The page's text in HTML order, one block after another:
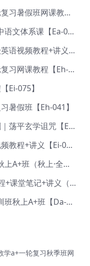
有道2026莫荒年高三物理一轮复习暑假班网课教程【Ef-044】
2025年高三语文一遍就OK高中语文体系课【Ea-028】
希望学2024闫舒月小学一年级英语视频教程+讲义【Cc-004】
2025高考刘勖雯高三政治三轮复习网课教程【Eh-061】
Ei-075】
暑假班【Eh-041】
2025年叁月聚粮语文百日冲刺｜荡平玄学诅咒【Ea-001】
2025羊羊高三地理高考复习视频教程+讲义【Ei-051】
希望学2025初三语文培训班秋上A+班（秋上·全国版·A+）【Da-031】
2024柳宁初二语文a+视频教程+课堂笔记+讲义（暑假班+秋季班）【Da-003】
作业帮2025董俣初一语文培训班秋上A+班【Da-038】
学a+一轮复习秋季班网